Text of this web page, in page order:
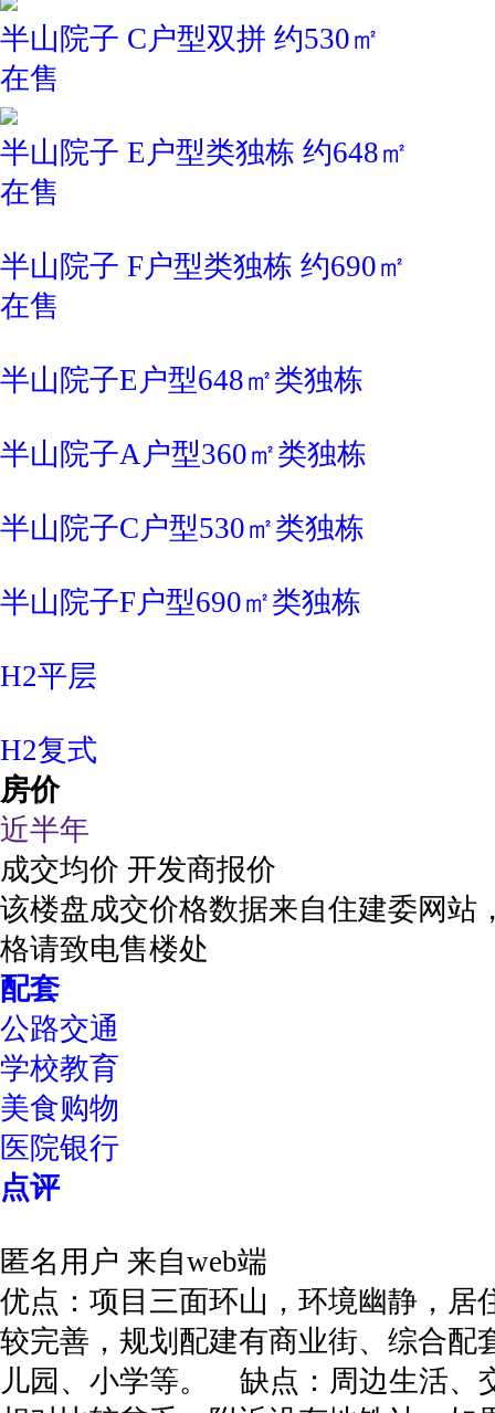
半山院子 C户型双拼 约530㎡
在售
半山院子 E户型类独栋 约648㎡
在售
半山院子 F户型类独栋 约690㎡
在售
半山院子E户型648㎡类独栋
半山院子A户型360㎡类独栋
半山院子C户型530㎡类独栋
半山院子F户型690㎡类独栋
H2平层
H2复式
房价
近半年
成交均价 开发商报价
该楼盘成交价格数据来自住建委网站
格请致电售楼处
配套
公路交通
学校教育
美食购物
医院银行
点评
匿名用户 来自web端
优点：项目三面环山，环境幽静，居
较完善，规划配建有商业街、综合配
儿园、小学等。 缺点：周边生活、